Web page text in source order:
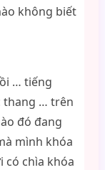
không biết
… tiếng
thang … trên
đó đang
mình khóa
có chìa khóa